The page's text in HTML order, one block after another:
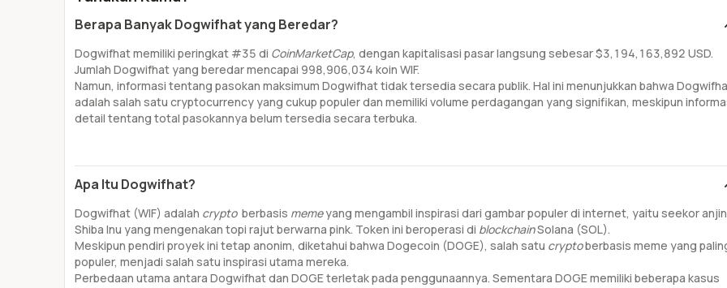
Berapa Banyak Dogwifhat yang Beredar?
Dogwifhat memiliki peringkat #35 di CoinMarketCap, dengan kapitalisasi pasar langsung sebesar $3,194,163,892 USD.
Jumlah Dogwifhat yang beredar mencapai 998,906,034 koin WIF.
Namun, informasi tentang pasokan maksimum Dogwifhat tidak tersedia secara publik. Hal ini menunjukkan bahwa
adalah salah satu cryptocurrency yang cukup populer dan memiliki volume perdagangan yang signifikan, meskipun
detail tentang total pasokannya belum tersedia secara terbuka.
Apa Itu Dogwifhat?
Dogwifhat (WIF) adalah crypto berbasis memeyang mengambil inspirasi dari gambar populer di internet, yaitu seekor
Shiba Inu yang mengenakan topi rajut berwarna pink. Token ini beroperasi di blockchainSolana (SOL).
Meskipun pendiri proyek ini tetap anonim, diketahui bahwa Dogecoin (DOGE), salah satu cryptoberbasis meme yang
populer, menjadi salah satu inspirasi utama mereka.
Perbedaan utama antara Dogwifhat dan DOGE terletak pada penggunaannya. Sementara DOGE memiliki beberapa kasus